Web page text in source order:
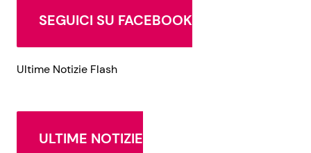
SEGUICI SU FACEBOOK
Ultime Notizie Flash
ULTIME NOTIZIE